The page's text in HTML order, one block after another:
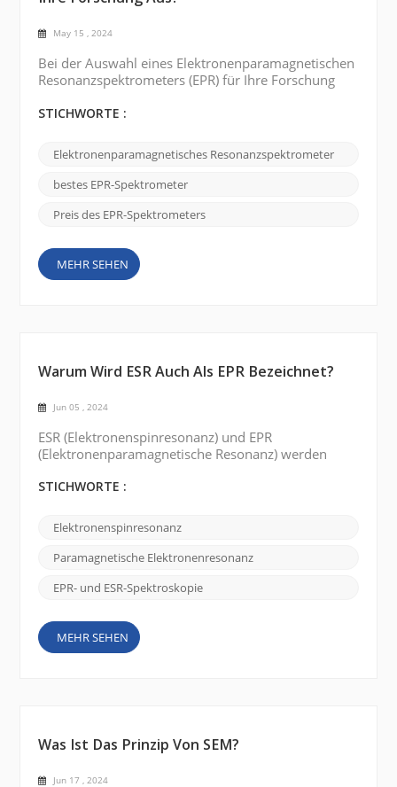
May 15 , 2024
Bei der Auswahl eines Elektronenparamagnetischen
Resonanzspektrometers (EPR) für Ihre Forschung
wichtigsten Punkte sind unten aufgeführt:
benötigten Frequenzbereich. EPR-Spektrometer sind
in verschiedenen Frequenzbereichen erhältlich, z. B.
X-Band, Q-Band und W-Band. Die Wahl hängt von
STICHWORTE :
Elektronenparamagnetisches Resonanzspektrometer
bestes EPR-Spektrometer
Preis des EPR-Spektrometers
MEHR SEHEN
Warum Wird ESR Auch Als EPR Bezeichnet?
Jun 05 , 2024
ESR (Elektronenspinresonanz) und EPR
(Elektronenparamagnetische Resonanz) werden
Technik zu beschreiben. Der Grund für die beiden
historische Entwicklung des Feldes und einige der
interessanten Geschichten rund um es
zurückführen. Ursprünglich hieß die Technik ESR
STICHWORTE :
Elektronenspinresonanz
Paramagnetische Elektronenresonanz
EPR- und ESR-Spektroskopie
MEHR SEHEN
Was Ist Das Prinzip Von SEM?
Jun 17 , 2024